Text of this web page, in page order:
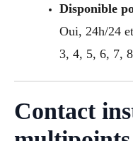
Disponible
Oui, 24h/24
3, 4, 5, 6, 7,
Contact